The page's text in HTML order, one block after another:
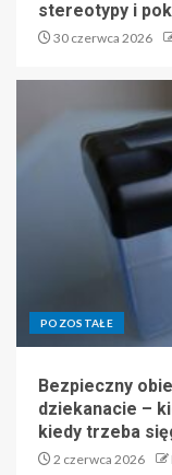
stereotypy i
30 czerwca 2026
POZOSTAŁE
Bezpieczny
dziekanacie –
kiedy trzeba
2 czerwca 2026